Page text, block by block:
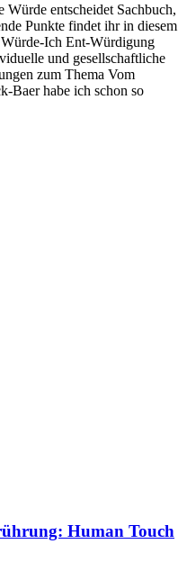
entscheidet Sachbuch,
Punkte findet ihr in diesem
Ich Ent-Würdigung
und gesellschaftliche
zum Thema Vom
Baer habe ich schon so
Human Touch